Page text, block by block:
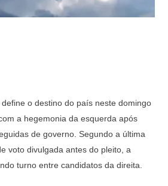
o destino do país neste domingo
a hegemonia da esquerda após
de governo. Segundo a última
voto divulgada antes do pleito, a
turno entre candidatos da direita.